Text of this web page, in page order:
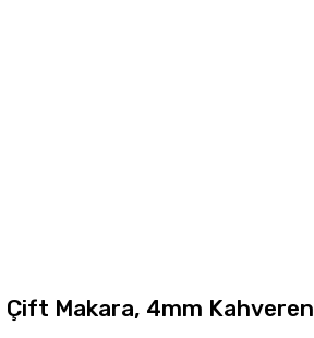
Çift Makara, 4mm